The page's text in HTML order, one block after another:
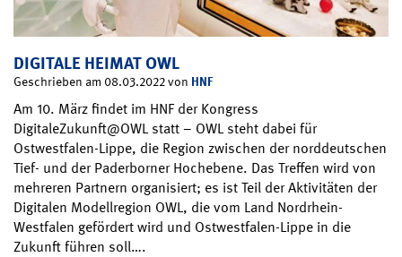
DIGITALE HEIMAT OWL
Geschrieben am 08.03.2022 von HNF
Am 10. März findet im HNF der Kongress
DigitaleZukunft@OWL statt – OWL steht dabei für
Ostwestfalen-Lippe, die Region zwischen der norddeutschen
Tief- und der Paderborner Hochebene. Das Treffen wird von
mehreren Partnern organisiert; es ist Teil der Aktivitäten der
Digitalen Modellregion OWL, die vom Land Nordrhein-
Westfalen gefördert wird und Ostwestfalen-Lippe in die
Zukunft führen soll….